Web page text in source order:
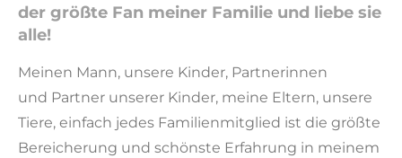
der größte Fan meiner Familie und liebe sie
alle!
Meinen Mann, unsere Kinder, Partnerinnen
und Partner unserer Kinder, meine Eltern, unsere
Tiere, einfach jedes Familienmitglied ist die größte
Bereicherung und schönste Erfahrung in meinem